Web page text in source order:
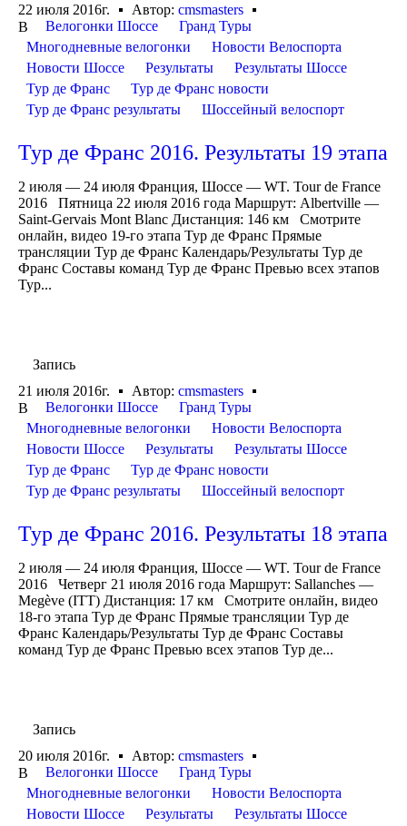
22 июля 2016г.
Автор: cmsmasters
В
Велогонки Шоссе
Гранд Туры
Многодневные велогонки
Новости Велоспорта
Новости Шоссе
Результаты
Результаты Шоссе
Тур де Франс
Тур де Франс новости
Тур де Франс результаты
Шоссейный велоспорт
Тур де Франс 2016. Результаты 19 этапа
2 июля — 24 июля Франция, Шоссе — WT. Tour de France
2016 Пятница 22 июля 2016 года Маршрут: Albertville —
Saint-Gervais Mont Blanc Дистанция: 146 км Смотрите
онлайн, видео 19-го этапа Тур де Франс Прямые
трансляции Тур де Франс Календарь/Результаты Тур де
Франс Составы команд Тур де Франс Превью всех этапов
Тур...
Запись
21 июля 2016г.
Автор: cmsmasters
В
Велогонки Шоссе
Гранд Туры
Многодневные велогонки
Новости Велоспорта
Новости Шоссе
Результаты
Результаты Шоссе
Тур де Франс
Тур де Франс новости
Тур де Франс результаты
Шоссейный велоспорт
Тур де Франс 2016. Результаты 18 этапа
2 июля — 24 июля Франция, Шоссе — WT. Tour de France
2016 Четверг 21 июля 2016 года Маршрут: Sallanches —
Megève (ITT) Дистанция: 17 км Смотрите онлайн, видео
18-го этапа Тур де Франс Прямые трансляции Тур де
Франс Календарь/Результаты Тур де Франс Составы
команд Тур де Франс Превью всех этапов Тур де...
Запись
20 июля 2016г.
Автор: cmsmasters
В
Велогонки Шоссе
Гранд Туры
Многодневные велогонки
Новости Велоспорта
Новости Шоссе
Результаты
Результаты Шоссе